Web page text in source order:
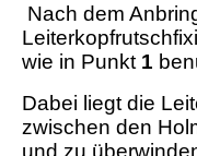
Nach dem
wie in Punkt 1
Dabei liegt die
zwischen den
und zu